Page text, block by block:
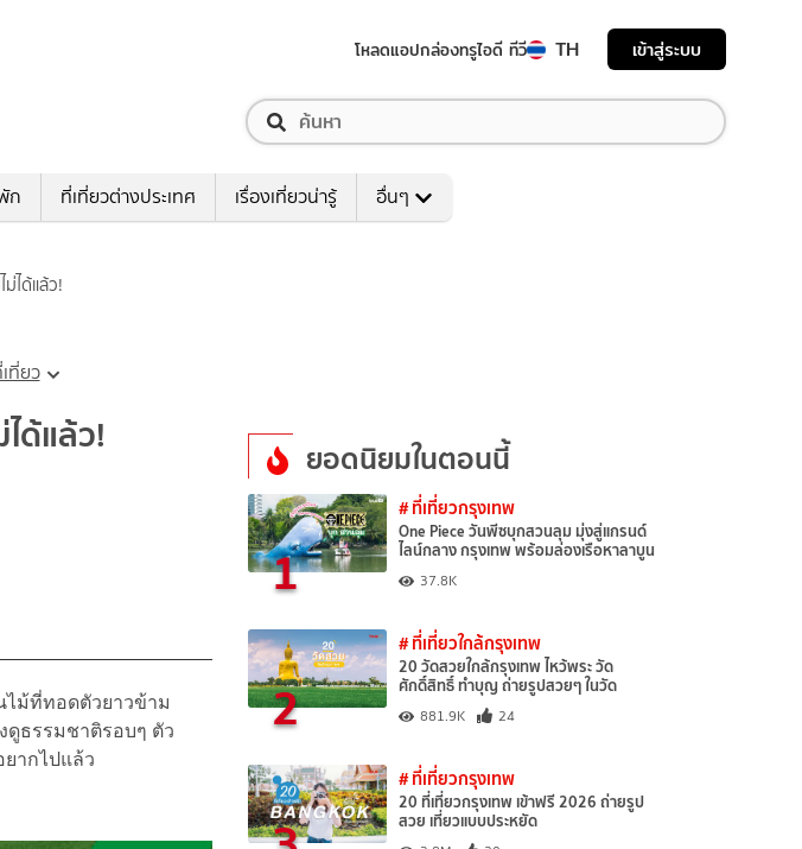
โหลดแอปกล่องทรูไอดี ทีวี TH เข้าสู่ระบบ
ก ที่เที่ยวต่างประเทศ เรื่องเที่ยวน่ารู้ อื่นๆ
ได้แล้ว!
ที่ยว
ด้แล้ว!
ม้ที่ทอดตัวยาวข้าม
ดูธรรมชาติรอบๆ ตัว
ากไปแล้ว
ยอดนิยมในตอนนี้
1
# ที่เที่ยวกรุงเทพ
One Piece วันพีซบุกสวนลุม มุ่งสู่แกรนด์
ไลน์กลาง กรุงเทพ พร้อมล่องเรือหาลาบูน
37.8K
2
# ที่เที่ยวใกล้กรุงเทพ
20 วัดสวยใกล้กรุงเทพ ไหว้พระ วัด
ศักดิ์สิทธิ์ ทำบุญ ถ่ายรูปสวยๆ ในวัด
881.9K 24
# ที่เที่ยวกรุงเทพ
20 ที่เที่ยวกรุงเทพ เข้าฟรี 2026 ถ่ายรูป
สวย เที่ยวแบบประหยัด